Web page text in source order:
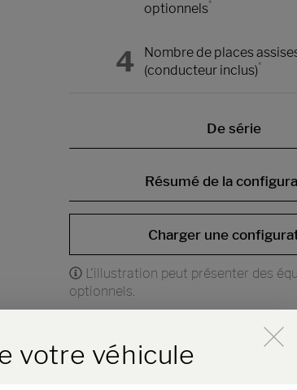
optionnels*
4
Nombre de places
(conducteur inclus)*
De série
Résumé de la
Charger une
L'illustration peut présenter des
optionnels.
Éditions
der Hinweise
votre véhicule